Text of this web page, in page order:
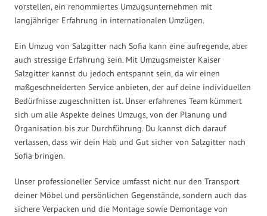
vorstellen, ein renommiertes Umzugsunternehmen mit
langjähriger Erfahrung in internationalen Umzügen.
Ein Umzug von Salzgitter nach Sofia kann eine aufregende, aber
auch stressige Erfahrung sein. Mit Umzugsmeister Kaiser
Salzgitter kannst du jedoch entspannt sein, da wir einen
maßgeschneiderten Service anbieten, der auf deine individuellen
Bedürfnisse zugeschnitten ist. Unser erfahrenes Team kümmert
sich um alle Aspekte deines Umzugs, von der Planung und
Organisation bis zur Durchführung. Du kannst dich darauf
verlassen, dass wir dein Hab und Gut sicher von Salzgitter nach
Sofia bringen.
Unser professioneller Service umfasst nicht nur den Transport
deiner Möbel und persönlichen Gegenstände, sondern auch das
sichere Verpacken und die Montage sowie Demontage von